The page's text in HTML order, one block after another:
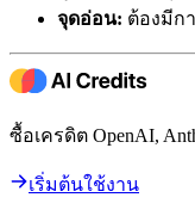
จุดอ่อน: ต้องมีก
ซื้อเครดิต OpenAI,
เริ่มต้นใช้งาน